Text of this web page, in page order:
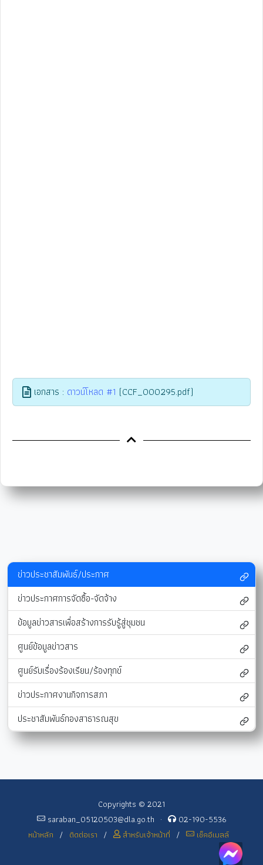
เอกสาร : ดาวน์โหลด #1 (CCF_000295.pdf)
ข่าวประชาสัมพันธ์/ประกาศ
ข่าวประกาศการจัดซื้อ-จัดจ้าง
ข้อมูลข่าวสารเพื่อสร้างการรับรู้สู่ชุมชน
ศูนย์ข้อมูลข่าวสาร
ศูนย์รับเรื่องร้องเรียน/ร้องทุกข์
ข่าวประกาศงานกิจการสภา
ประชาสัมพันธ์กองสาธารณสุข
Copyrights © 2021
saraban_05120503@dla.go.th ·
02-190-5536
หน้าหลัก / ติดต่อเรา / สำหรับเจ้าหน้าที่ / เช็คอีเมลล์